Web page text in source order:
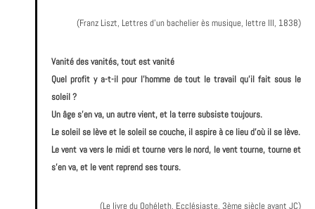
(Franz Liszt, Lettres d’un bachelier ès musique, lettre III, 1838)
Vanité des vanités, tout est vanité
Quel profit y a-t-il pour l’homme de tout le travail qu’il fait sous le
soleil ?
Un âge s’en va, un autre vient, et la terre subsiste toujours.
Le soleil se lève et le soleil se couche, il aspire à ce lieu d’où il se lève.
Le vent va vers le midi et tourne vers le nord, le vent tourne, tourne et
s’en va, et le vent reprend ses tours.
(Le livre du Qohéleth, Ecclésiaste, 3ème siècle avant JC)